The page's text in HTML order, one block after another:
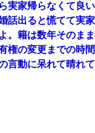
実家帰らなくて良
話出ると慌てて実家
。籍は数年そのま
権の変更までの時
言動に呆れて晴れ